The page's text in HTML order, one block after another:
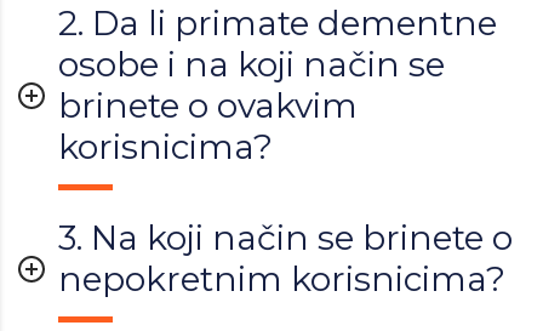
2. Da li primate dementne
osobe i na koji način se
brinete o ovakvim
korisnicima?
3. Na koji način se brinete o
nepokretnim korisnicima?